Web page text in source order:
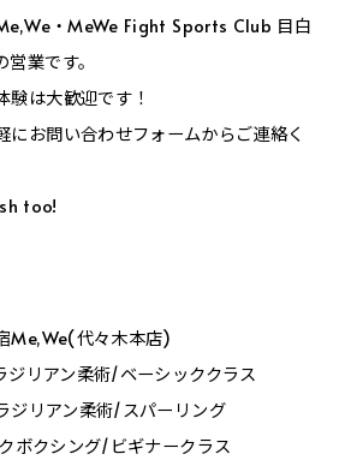
・MeWe Fight Sports Club 目白
業です。
験は大歓迎です！
にお問い合わせフォームからご連絡く
too!
Me,We(代々木本店)
リアン柔術/ベーシッククラス
リアン柔術/スパーリング
ボクシング/ビギナークラス